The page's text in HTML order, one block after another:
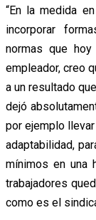
“En la medida
incorporar
normas que
empleador, creo
a un resultado
dejó
por ejemplo
adaptabilidad,
mínimos en una
trabajadores
como es el